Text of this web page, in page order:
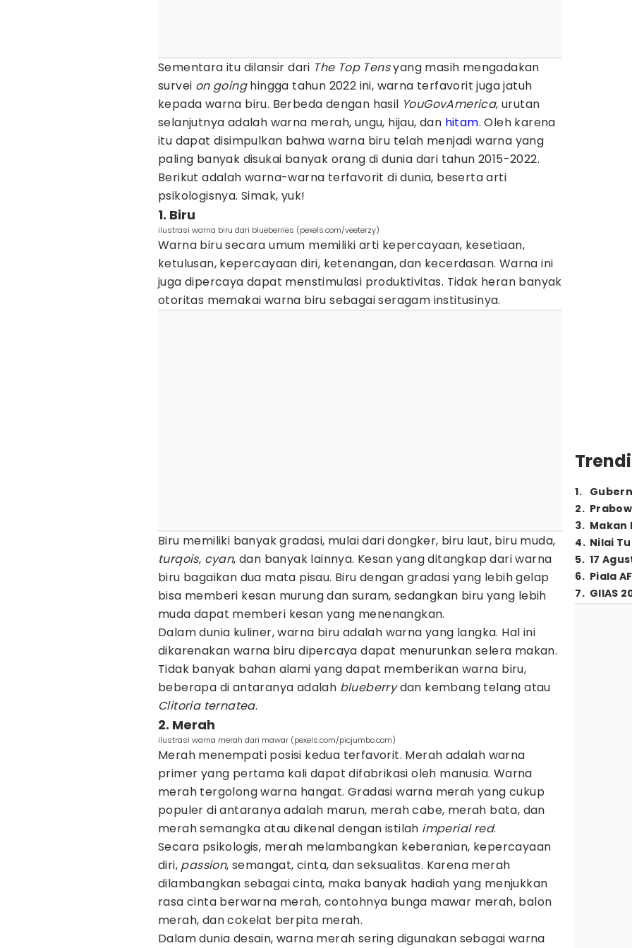
Sementara itu dilansir dari The Top Tensyang masih mengadakan
survei on goinghingga tahun 2022 ini, warna terfavorit juga jatuh
kepada warna biru. Berbeda dengan hasil YouGovAmerica, urutan
selanjutnya adalah warna merah, ungu, hijau, dan hitam. Oleh karena
itu dapat disimpulkan bahwa warna biru telah menjadi warna yang
paling banyak disukai banyak orang di dunia dari tahun 2015-2022.
Berikut adalah warna-warna terfavorit di dunia, beserta arti
psikologisnya. Simak, yuk!
1. Biru
ilustrasi warna biru dari blueberries (pexels.com/veeterzy)
Warna biru secara umum memiliki arti kepercayaan, kesetiaan,
ketulusan, kepercayaan diri, ketenangan, dan kecerdasan. Warna ini
juga dipercaya dapat menstimulasi produktivitas. Tidak heran banyak
otoritas memakai warna biru sebagai seragam institusinya.
Biru memiliki banyak gradasi, mulai dari dongker, biru laut, biru muda,
turqois, cyan, dan banyak lainnya. Kesan yang ditangkap dari warna
biru bagaikan dua mata pisau. Biru dengan gradasi yang lebih gelap
bisa memberi kesan murung dan suram, sedangkan biru yang lebih
muda dapat memberi kesan yang menenangkan.
Dalam dunia kuliner, warna biru adalah warna yang langka. Hal ini
dikarenakan warna biru dipercaya dapat menurunkan selera makan.
Tidak banyak bahan alami yang dapat memberikan warna biru,
beberapa di antaranya adalah blueberrydan kembang telang atau
Clitoria ternatea.
2. Merah
ilustrasi warna merah dari mawar (pexels.com/picjumbo.com)
Merah menempati posisi kedua terfavorit. Merah adalah warna
primer yang pertama kali dapat difabrikasi oleh manusia. Warna
merah tergolong warna hangat. Gradasi warna merah yang cukup
populer di antaranya adalah marun, merah cabe, merah bata, dan
merah semangka atau dikenal dengan istilah imperial red.
Secara psikologis, merah melambangkan keberanian, kepercayaan
diri, passion, semangat, cinta, dan seksualitas. Karena merah
dilambangkan sebagai cinta, maka banyak hadiah yang menjukkan
rasa cinta berwarna merah, contohnya bunga mawar merah, balon
merah, dan cokelat berpita merah.
Dalam dunia desain, warna merah sering digunakan sebagai warna
1.
2.
3. Makan
4. Nilai
5. 17
6. Piala
7. GIIAS